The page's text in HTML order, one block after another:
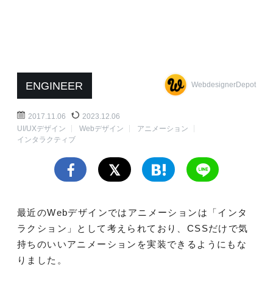
ENGINEER WebdesignerDepot
2017.11.06
2023.12.06
UI/UXデザイン
Webデザイン
アニメーション
インタラクティブ
最近のWebデザインではアニメーションは「インタ
ラクション」として考えられており、CSSだけで気
持ちのいいアニメーションを実装できるようにもな
りました。